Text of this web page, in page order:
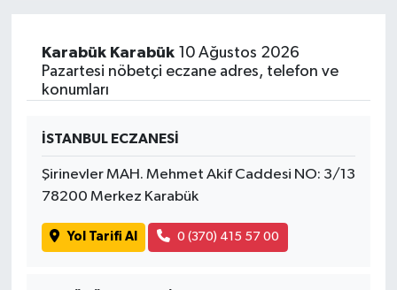
Karabük Karabük10 Ağustos 2026
Pazartesi nöbetçi eczane adres, telefon ve
konumları
İSTANBUL ECZANESİ
Şirinevler MAH. Mehmet Akif Caddesi NO: 3/13
78200 Merkez Karabük
Yol Tarifi Al 0 (370) 415 57 00